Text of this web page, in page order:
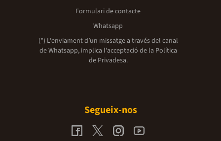
Formulari de contacte
Whatsapp
(*) L'enviament d’un missatge a través del canal
de Whatsapp, implica l'acceptació de la Política
de Privadesa.
Segueix-nos